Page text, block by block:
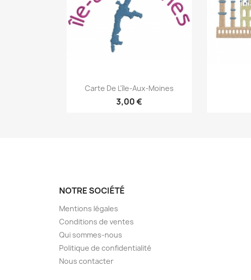
 Aperçu rapide
Carte De L'île-Aux-Moines
3,00 €
NOTRE SOCIÉTÉ
Mentions légales
Conditions de ventes
Qui sommes-nous
Politique de confidentialité
Nous contacter